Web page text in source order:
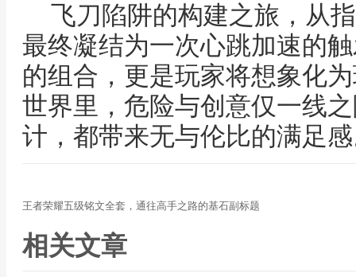
飞刀陷阱的构建之旅，从
最终凝结为一次心跳加速的
的组合，更是玩家将想象化
世界里，危险与创意仅一线
计，都带来无与伦比的满足
王者荣耀五级铭文全套，通往高手之路的基石副标题
相关文章